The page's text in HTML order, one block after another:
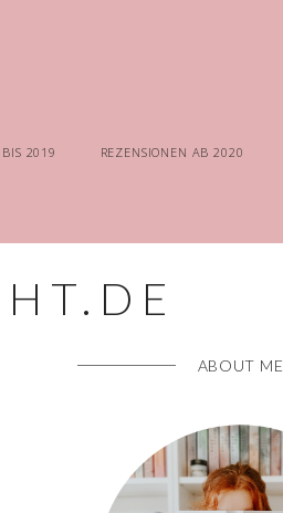
BIS 2019 REZENSIONEN AB 2020
ABOUT ME